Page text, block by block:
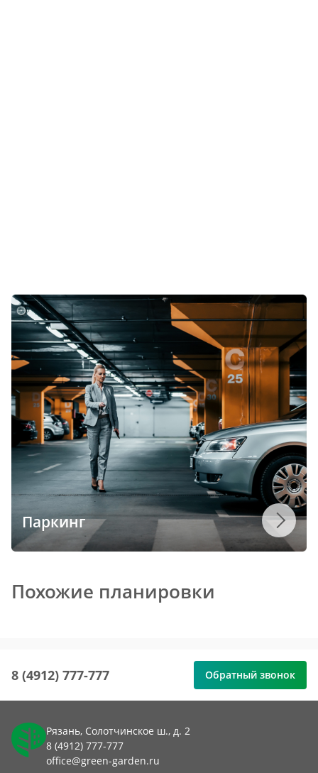
Паркинг
Похожие планировки
8 (4912) 777-777 Обратный звонок
Рязань, Солотчинское ш., д. 2
8 (4912) 777-777
office@green-garden.ru